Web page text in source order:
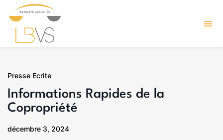
Presse Ecrite
Informations Rapides de la
Copropriété
décembre 3, 2024